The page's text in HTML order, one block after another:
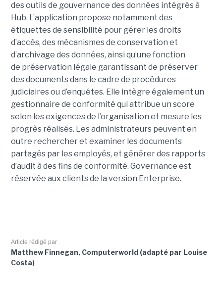
des outils de gouvernance des données intégrés à
Hub. L’application propose notamment des
étiquettes de sensibilité pour gérer les droits
d’accès, des mécanismes de conservation et
d’archivage des données, ainsi qu’une fonction
de préservation légale garantissant de préserver
des documents dans le cadre de procédures
judiciaires ou d’enquêtes. Elle intègre également un
gestionnaire de conformité qui attribue un score
selon les exigences de l’organisation et mesure les
progrès réalisés. Les administrateurs peuvent en
outre rechercher et examiner les documents
partagés par les employés, et générer des rapports
d’audit à des fins de conformité. Governance est
réservée aux clients de la version Enterprise.
Article rédigé par
Matthew Finnegan, Computerworld (adapté par Louise
Costa)